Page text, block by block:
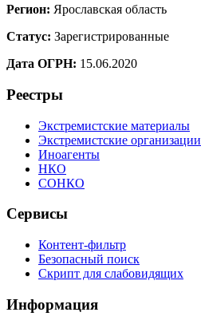
Регион: Ярославская область
Статус: Зарегистрированные
Дата ОГРН: 15.06.2020
Реестры
Экстремистские материалы
Экстремистские организации
Иноагенты
НКО
СОНКО
Сервисы
Контент-фильтр
Безопасный поиск
Скрипт для слабовидящих
Информация